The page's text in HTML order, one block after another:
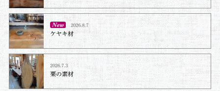
2026.8.7
ケヤキ材⁡
2026.7.3
栗の素材